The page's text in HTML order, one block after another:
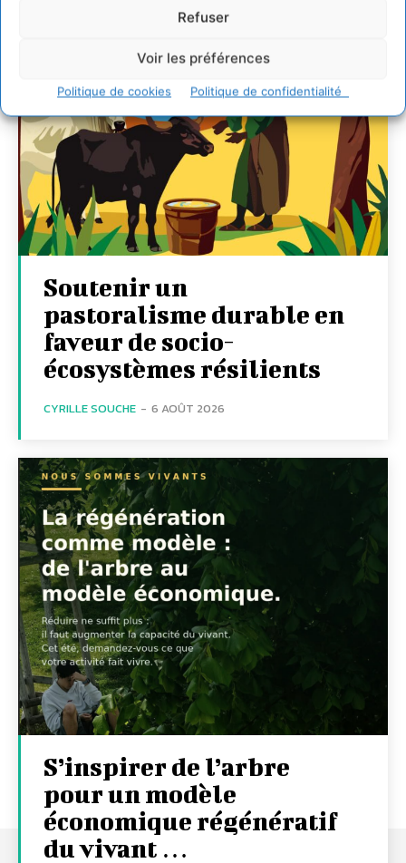
Refuser
Voir les préférences
Politique de cookies Politique de confidentialité
Soutenir un
pastoralisme durable en
faveur de socio-
écosystèmes résilients
CYRILLE SOUCHE - 6 AOÛT 2026
S’inspirer de l’arbre
pour un modèle
économique régénératif
du vivant …